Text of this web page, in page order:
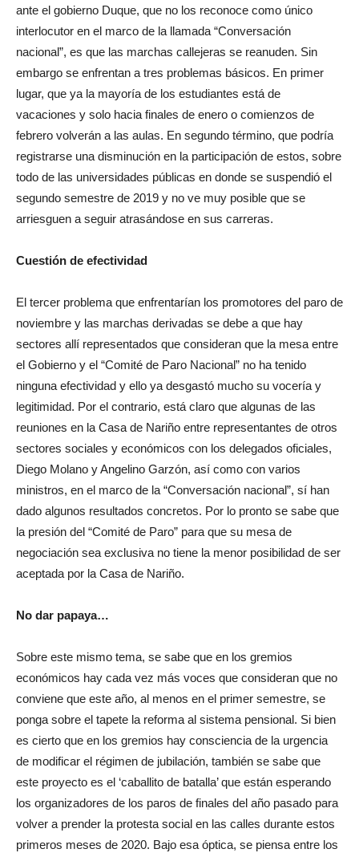
ante el gobierno Duque, que no los reconoce como único
interlocutor en el marco de la llamada “Conversación
nacional”, es que las marchas callejeras se reanuden. Sin
embargo se enfrentan a tres problemas básicos. En primer
lugar, que ya la mayoría de los estudiantes está de
vacaciones y solo hacia finales de enero o comienzos de
febrero volverán a las aulas. En segundo término, que podría
registrarse una disminución en la participación de estos, sobre
todo de las universidades públicas en donde se suspendió el
segundo semestre de 2019 y no ve muy posible que se
arriesguen a seguir atrasándose en sus carreras.
Cuestión de efectividad
El tercer problema que enfrentarían los promotores del paro de
noviembre y las marchas derivadas se debe a que hay
sectores allí representados que consideran que la mesa entre
el Gobierno y el “Comité de Paro Nacional” no ha tenido
ninguna efectividad y ello ya desgastó mucho su vocería y
legitimidad. Por el contrario, está claro que algunas de las
reuniones en la Casa de Nariño entre representantes de otros
sectores sociales y económicos con los delegados oficiales,
Diego Molano y Angelino Garzón, así como con varios
ministros, en el marco de la “Conversación nacional”, sí han
dado algunos resultados concretos. Por lo pronto se sabe que
la presión del “Comité de Paro” para que su mesa de
negociación sea exclusiva no tiene la menor posibilidad de ser
aceptada por la Casa de Nariño.
No dar papaya…
Sobre este mismo tema, se sabe que en los gremios
económicos hay cada vez más voces que consideran que no
conviene que este año, al menos en el primer semestre, se
ponga sobre el tapete la reforma al sistema pensional. Si bien
es cierto que en los gremios hay consciencia de la urgencia
de modificar el régimen de jubilación, también se sabe que
este proyecto es el ‘caballito de batalla’ que están esperando
los organizadores de los paros de finales del año pasado para
volver a prender la protesta social en las calles durante estos
primeros meses de 2020. Bajo esa óptica, se piensa entre los